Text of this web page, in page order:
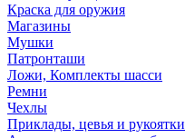
Краска для оружия
Магазины
Мушки
Патронташи
Ложи, Комплекты шасси
Ремни
Чехлы
Приклады, цевья и рукоятки